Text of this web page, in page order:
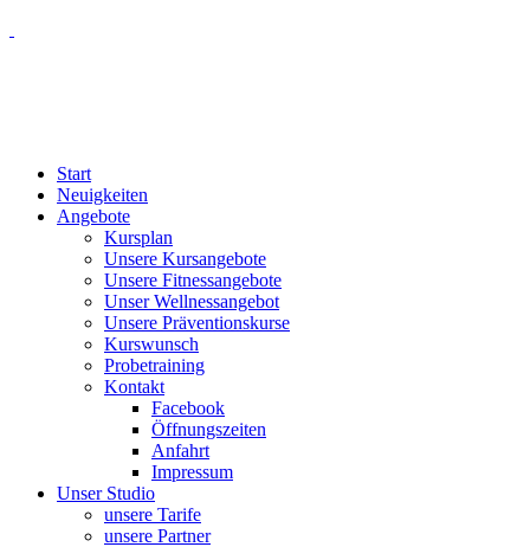
Start
Neuigkeiten
Angebote
Kursplan
Unsere Kursangebote
Unsere Fitnessangebote
Unser Wellnessangebot
Unsere Präventionskurse
Kurswunsch
Probetraining
Kontakt
Facebook
Öffnungszeiten
Anfahrt
Impressum
Unser Studio
unsere Tarife
unsere Partner